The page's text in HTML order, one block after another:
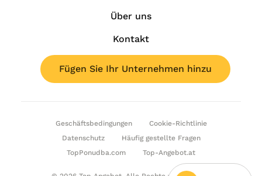
Über uns
Kontakt
Fügen Sie Ihr Unternehmen hinzu
Geschäftsbedingungen
Cookie-Richtlinie
Datenschutz
Häufig gestellte Fragen
TopPonudba.com
Top-Angebot.at